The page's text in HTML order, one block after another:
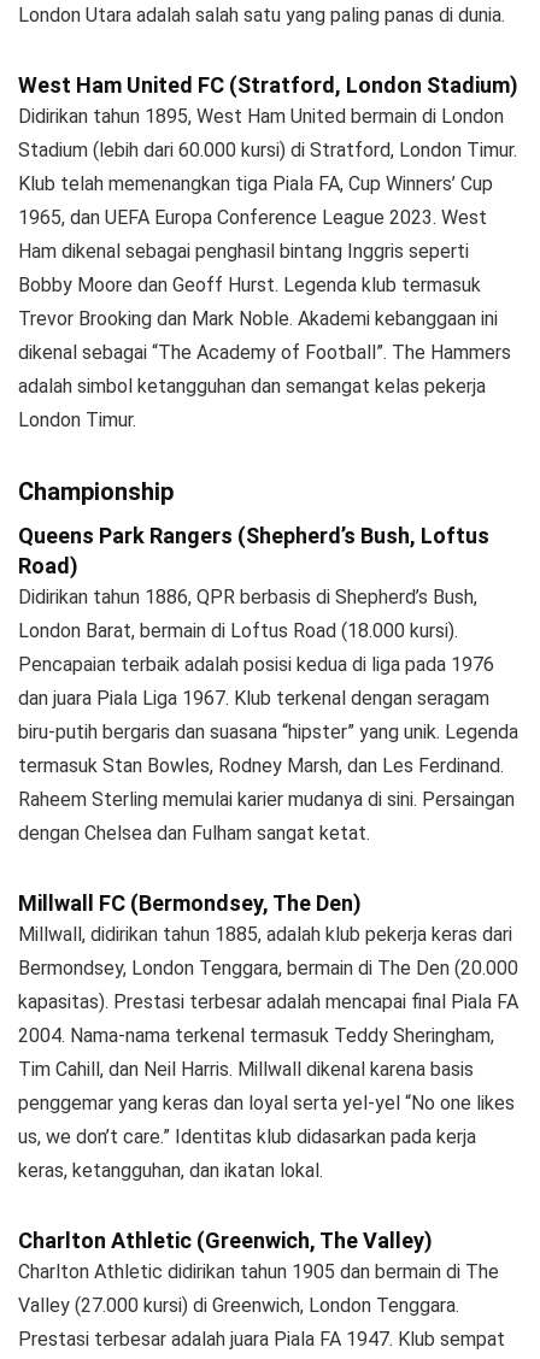
London Utara adalah salah satu yang paling panas di dunia.
West Ham United FC (Stratford, London Stadium)
Didirikan tahun 1895, West Ham United bermain di London
Stadium (lebih dari 60.000 kursi) di Stratford, London Timur.
Klub telah memenangkan tiga Piala FA, Cup Winners’ Cup
1965, dan UEFA Europa Conference League 2023. West
Ham dikenal sebagai penghasil bintang Inggris seperti
Bobby Moore dan Geoff Hurst. Legenda klub termasuk
Trevor Brooking dan Mark Noble. Akademi kebanggaan ini
dikenal sebagai “The Academy of Football”. The Hammers
adalah simbol ketangguhan dan semangat kelas pekerja
London Timur.
Championship
Queens Park Rangers (Shepherd’s Bush, Loftus
Road)
Didirikan tahun 1886, QPR berbasis di Shepherd’s Bush,
London Barat, bermain di Loftus Road (18.000 kursi).
Pencapaian terbaik adalah posisi kedua di liga pada 1976
dan juara Piala Liga 1967. Klub terkenal dengan seragam
biru-putih bergaris dan suasana “hipster” yang unik. Legenda
termasuk Stan Bowles, Rodney Marsh, dan Les Ferdinand.
Raheem Sterling memulai karier mudanya di sini. Persaingan
dengan Chelsea dan Fulham sangat ketat.
Millwall FC (Bermondsey, The Den)
Millwall, didirikan tahun 1885, adalah klub pekerja keras dari
Bermondsey, London Tenggara, bermain di The Den (20.000
kapasitas). Prestasi terbesar adalah mencapai final Piala FA
2004. Nama-nama terkenal termasuk Teddy Sheringham,
Tim Cahill, dan Neil Harris. Millwall dikenal karena basis
penggemar yang keras dan loyal serta yel-yel “No one likes
us, we don’t care.” Identitas klub didasarkan pada kerja
keras, ketangguhan, dan ikatan lokal.
Charlton Athletic (Greenwich, The Valley)
Charlton Athletic didirikan tahun 1905 dan bermain di The
Valley (27.000 kursi) di Greenwich, London Tenggara.
Prestasi terbesar adalah juara Piala FA 1947. Klub sempat